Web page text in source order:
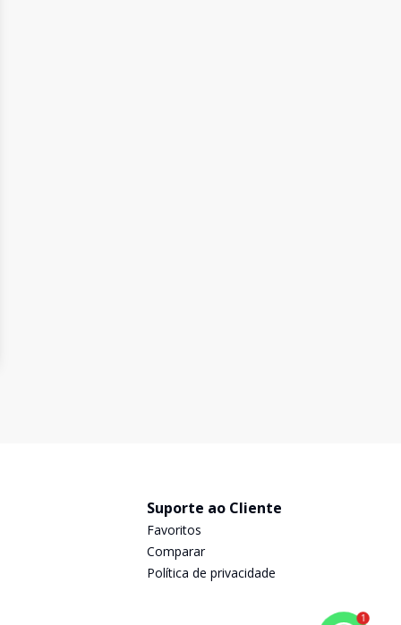
Suporte ao Cliente
Favoritos
Comparar
Política de privacidade
1